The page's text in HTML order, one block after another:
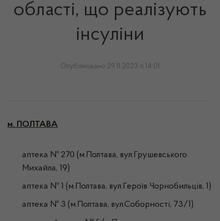
області, що реалізують
інсуліни
Опубліковано 29.11.2023 о 14:01
м. ПОЛТАВА
аптека № 270 (м.Полтава, вул.Грушевського
Михайла, 19)
аптека № 1 (м.Полтава, вул.Героїв Чорнобильців, 1)
аптека № 3 (м.Полтава, вул.Соборності, 73/1)